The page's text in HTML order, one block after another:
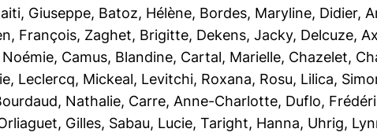
Giuseppe, Batoz, Hélène, Bordes, Maryline, Didier,
François, Zaghet, Brigitte, Dekens, Jacky, Delcuze,
, Camus, Blandine, Cartal, Marielle, Chazelet,
, Leclercq, Mickeal, Levitchi, Roxana, Rosu, Lilica,
Nathalie, Carre, Anne-Charlotte, Duflo,
Gilles, Sabau, Lucie,Taright, Hanna, Uhrig,